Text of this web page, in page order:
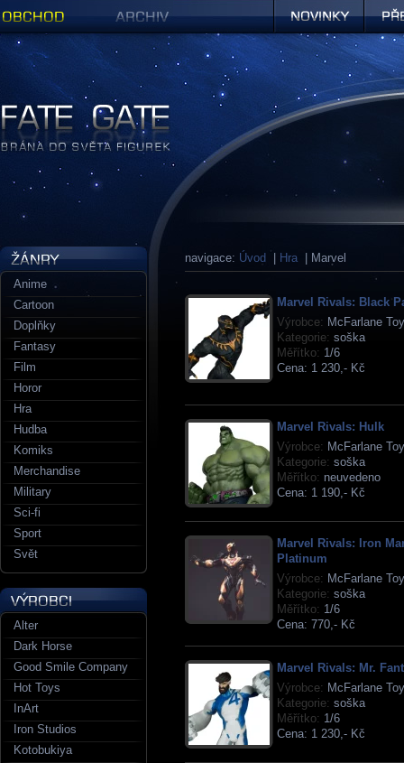
navigace: Úvod Hra | Marvel
Marvel Rivals: Black
Výrobce: McFarlane
Kategorie: soška
Měřítko: 1/6
Cena: 1 230,- Kč
Marvel Rivals: Hulk
Výrobce: McFarlane
Kategorie: soška
Měřítko: neuvedeno
Cena: 1 190,- Kč
Marvel Rivals: Iron
Platinum
Výrobce: McFarlane
Kategorie: soška
Měřítko: 1/6
Cena: 770,- Kč
Marvel Rivals: Mr.
Výrobce: McFarlane
Kategorie: soška
Měřítko: 1/6
Cena: 1 230,- Kč
Anime
Cartoon
Doplňky
Fantasy
Film
Horor
Hra
Hudba
Komiks
Merchandise
Military
Sci-fi
Sport
Svět
Alter
Dark Horse
Good Smile Company
Hot Toys
InArt
Iron Studios
Kotobukiya
Figurky a sošky | Fate Gate